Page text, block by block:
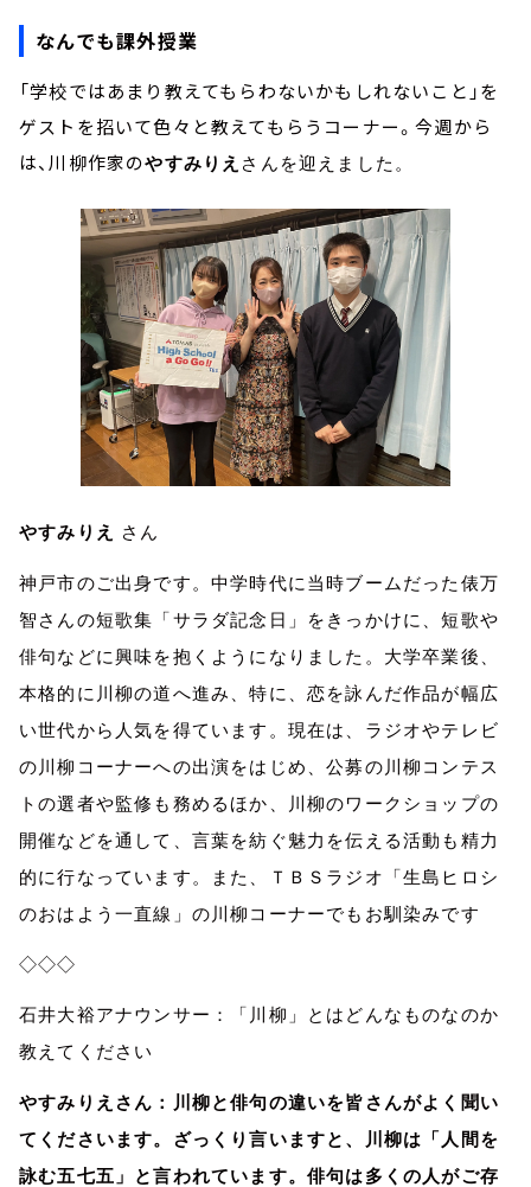
なんでも課外授業
「学校ではあまり教えてもらわないかもしれないこと」を
ゲストを招いて色々と教えてもらうコーナー。今週から
は、川柳作家のやすみりえ さんを迎えました。
やすみりえ さん
神戸市のご出身です。中学時代に当時ブームだった俵万
智さんの短歌集「サラダ記念日」をきっかけに、短歌や
俳句などに興味を抱くようになりました。大学卒業後、
本格的に川柳の道へ進み、特に、恋を詠んだ作品が幅広
い世代から人気を得ています。現在は、ラジオやテレビ
の川柳コーナーへの出演をはじめ、公募の川柳コンテス
トの選者や監修も務めるほか、川柳のワークショップの
開催などを通して、言葉を紡ぐ魅力を伝える活動も精力
的に行なっています。また、ＴＢＳラジオ「生島ヒロシ
のおはよう一直線」の川柳コーナーでもお馴染みです
◇◇◇
石井大裕アナウンサー：「川柳」とはどんなものなのか
教えてください
やすみりえさん：川柳と俳句の違いを皆さんがよく聞い
てくださいます。ざっくり言いますと、川柳は「人間を
詠む五七五」と言われています。俳句は多くの人がご存